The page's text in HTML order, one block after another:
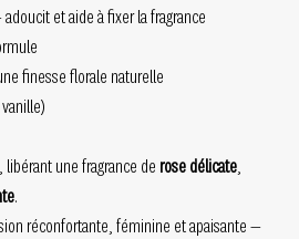
et aide à fixer la fragrance
finesse florale naturelle
une fragrance de rose délicate,
.
réconfortante, féminine et apaisante —